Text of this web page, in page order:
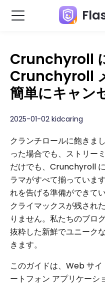
Crunchyroll
Crunchyroll
簡単にキャン
2025-01-02 kidcaring
クランチロールに飽きま
った場合でも、ストリー
だけでも、Crunchyroll
ラマがすべて揃っていま
れを告げる準備ができて
クライマックスが残され
りません。私たちのブロ
抜粋した新鮮でユニーク
きます。
このガイドは、Web サ
ートフォン アプリケーシ